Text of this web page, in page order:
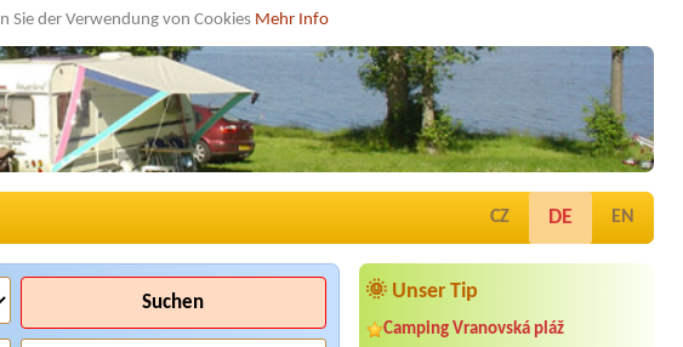
Sie der Verwendung von Cookies Mehr Info
CZ DE EN
🌞 Unser Tip
Camping Vranovská pláž
Suchen